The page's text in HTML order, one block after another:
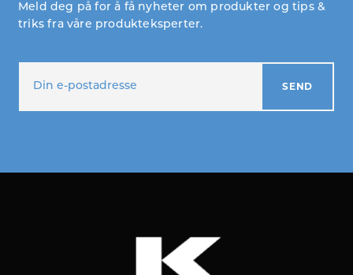
Meld deg på for å få nyheter om produkter og tips &
triks fra våre produkteksperter.